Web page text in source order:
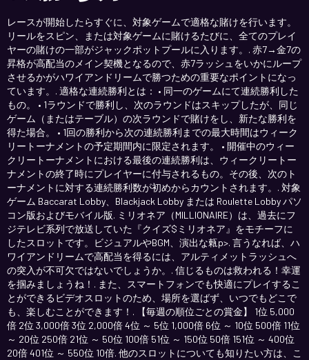
レースが開始したらすぐに、対象ゲームで適格な賭けを行います。
リールをスピン、または対象ゲームに賭けるたびに、全てのプレイ
ヤーの賭けの一部がジャックポットプールに入ります。. 赤7→金7の
昇格が高配当のメイン契機となるので、赤7ラッシュをいかにループ
させるかがハワイアンドリームで勝つための重要なポイントになっ
ています。. 適格な連続勝利とは： • 同一のゲームにて連続勝利した
もの。 • 1ラウンドで勝利し、次のラウンドはスキップしたが、同じ
ゲーム（またはテーブル）の次ラウンドで賭けをし、新たな勝利を
得た場合。 • 1回の勝利から次の連続勝利までの最大時間はウィーク
リートーナメントの予定期間内に限定されます。 • 開催中のウィー
クリートーナメントにおける最後の連続勝利は、ウィークリートー
ナメントの終了時にプレイヤーに付与されるもの。その後、次のト
ーナメントに対する連続勝利数が初めからカウントされます。. 対象
ゲーム Baccarat Lobby、Blackjack Lobby または Roulette Lobby パソ
コン版およびモバイル版. ミリオネア（MILLIONAIRE）は、過去にフ
ジテレビ系列で放送していた『クイズ$ミリオネア』をモチーフに
したスロットです。ビジュアルやBGM、演出な㼯p>. 言うなれば、ハ
ワイアンドリームで高配当を得るには、アルティメットラッシュへ
の突入が不可欠ではないでしょうか。. 信じるものは救われる！幸運
を掴みましょうね！. また、スマートフォンでも快適にプレイするこ
とができるビデオスロットのため、場所を選ばず、いつでもどこで
も、楽しむことができます！. 【毎週の順位ごとの賞金】 1位 5,000
倍 2位 3,000倍 3位 2,000倍 4位 ～ 5位 1,000倍 6位 ～ 10位 500倍 11位
～ 20位 250倍 21位 ～ 50位 100倍 51位 ～ 150位 50倍 151位 ～ 400位
20倍 401位 ～ 550位 10倍. 他のスロットについても知りたい方は、こ